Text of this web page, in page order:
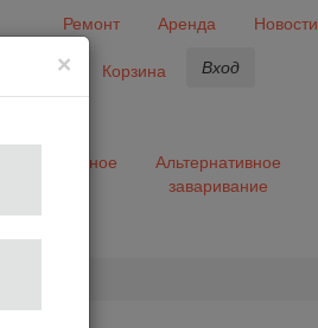
Ремонт Аренда Новости
Корзина Вход
Разное
Альтернативное
заваривание
×